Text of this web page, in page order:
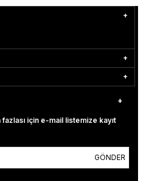
için e-mail listemize kayıt
GÖNDER